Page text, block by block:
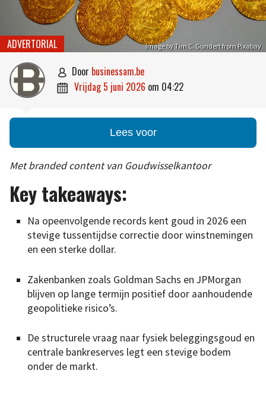
Image by Tim C. Gundert from Pixabay
ADVERTORIAL
 door businessam.be
 vrijdag 5 juni 2026 om 04:22
Lees voor
Met branded content van Goudwisselkantoor
Key takeaways:
Na opeenvolgende records kent goud in 2026 een
stevige tussentijdse correctie door winstnemingen
en een sterke dollar.
Zakenbanken zoals Goldman Sachs en JPMorgan
blijven op lange termijn positief door aanhoudende
geopolitieke risico’s.
De structurele vraag naar fysiek beleggingsgoud en
centrale bankreserves legt een stevige bodem
onder de markt.